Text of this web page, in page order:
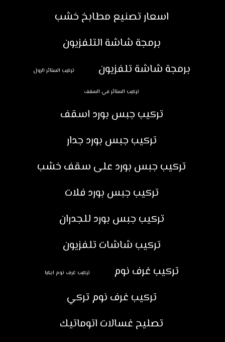
اسعار تصنيع مطابخ خشب
برمجة شاشة التلفزيون
برمجة شاشة تلفزيون
تركيب الستائر الرول
تركيب الستائر في السقف
تركيب جبس بورد اسقف
تركيب جبس بورد جدار
تركيب جبس بورد على سقف خشب
تركيب جبس بورد فلات
تركيب جبس بورد للجدران
تركيب شاشات تلفزيون
تركيب غرف نوم
تركيب غرف نوم ايكيا
تركيب غرف نوم تركي
تصليح غسالات اتوماتيك